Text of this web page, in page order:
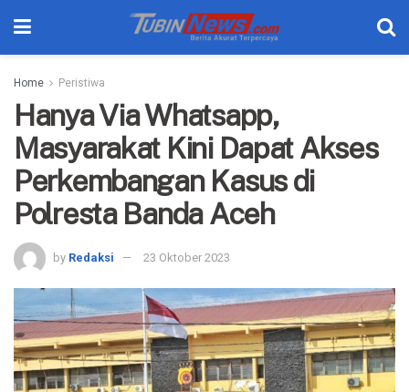
Home Peristiwa
Hanya Via Whatsapp,
Masyarakat Kini Dapat Akses
Perkembangan Kasus di
Polresta Banda Aceh
by Redaksi 23 Oktober 2023